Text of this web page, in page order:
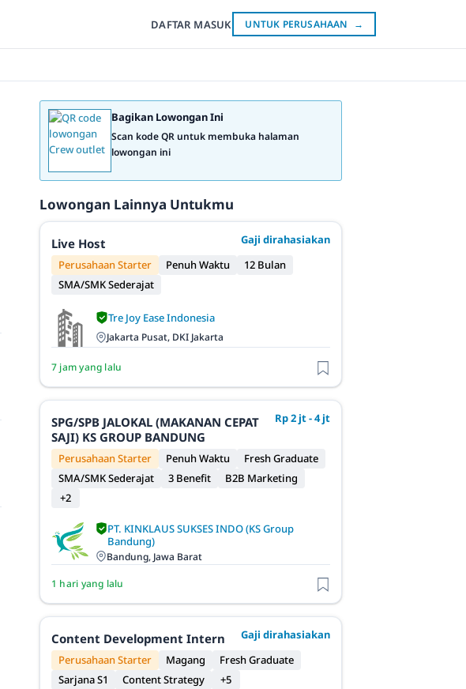
DAFTAR MASUK UNTUK PERUSAHAAN →
Bagikan Lowongan Ini
Scan kode QR untuk membuka halaman
lowongan ini
Lowongan Lainnya Untukmu
Live Host
Gaji dirahasiakan
Perusahaan Starter
Penuh Waktu
12 Bulan
SMA/SMK Sederajat
Tre Joy Ease Indonesia
Jakarta Pusat, DKI Jakarta
7 jam yang lalu
SPG/SPB JALOKAL (MAKANAN CEPAT
SAJI) KS GROUP BANDUNG
Rp 2 jt - 4 jt
Perusahaan Starter Penuh Waktu
Fresh Graduate
SMA/SMK Sederajat
3 Benefit
B2B Marketing
+2
PT. KINKLAUS SUKSES INDO (KS Group
Bandung)
Bandung, Jawa Barat
1 hari yang lalu
Content Development Intern
Gaji dirahasiakan
Perusahaan Starter
Magang
Fresh Graduate
Sarjana S1
Content Strategy +5